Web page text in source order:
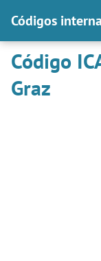
Códigos
Código
Graz